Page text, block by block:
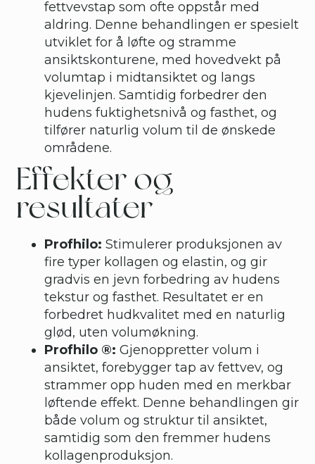
fettvevstap som ofte oppstår med
aldring. Denne behandlingen er spesielt
utviklet for å løfte og stramme
ansiktskonturene, med hovedvekt på
volumtap i midtansiktet og langs
kjevelinjen. Samtidig forbedrer den
hudens fuktighetsnivå og fasthet, og
tilfører naturlig volum til de ønskede
områdene.
Effekter og
resultater
Profhilo: Stimulerer produksjonen av
fire typer kollagen og elastin, og gir
gradvis en jevn forbedring av hudens
tekstur og fasthet. Resultatet er en
forbedret hudkvalitet med en naturlig
glød, uten volumøkning.
Profhilo ®: Gjenoppretter volum i
ansiktet, forebygger tap av fettvev, og
strammer opp huden med en merkbar
løftende effekt. Denne behandlingen gir
både volum og struktur til ansiktet,
samtidig som den fremmer hudens
kollagenproduksjon.